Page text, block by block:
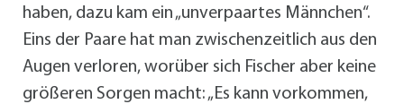
haben, dazu kam ein „unverpaartes Männchen“.
Eins der Paare hat man zwischenzeitlich aus den
Augen verloren, worüber sich Fischer aber keine
größeren Sorgen macht: „Es kann vorkommen,